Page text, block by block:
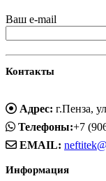
Ваш e-mail
Контакты
Адрес: г.Пенза,
Телефоны:+7
EMAIL:
Информация